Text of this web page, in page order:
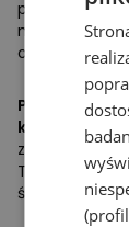
piętą a
naturalniej,
obniża ryzyko
Podeszwa
każdych
znasz z
Traction Lug
śliskie